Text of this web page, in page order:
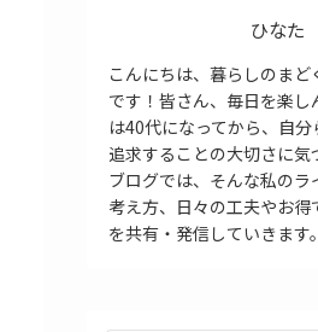
ひなた
こんにちは、暮らしのまど
です！皆さん、毎日を楽し
は40代になってから、自
追求することの大切さに気
ブログでは、そんな私のラ
考え方、日々の工夫やお
を共有・発信していきます。